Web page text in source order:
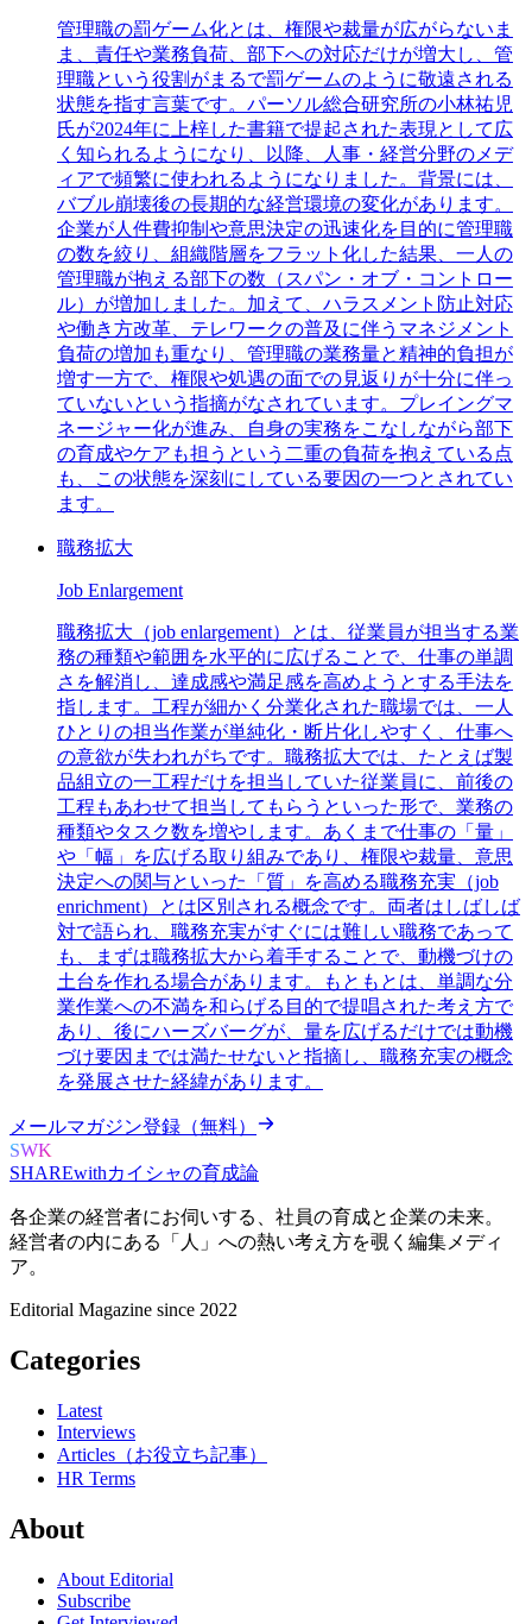
管理職の罰ゲーム化とは、権限や裁量が広がらないま
ま、責任や業務負荷、部下への対応だけが増大し、管
理職という役割がまるで罰ゲームのように敬遠される
状態を指す言葉です。パーソル総合研究所の小林祐児
氏が2024年に上梓した書籍で提起された表現として広
く知られるようになり、以降、人事・経営分野のメデ
ィアで頻繁に使われるようになりました。背景には、
バブル崩壊後の長期的な経営環境の変化があります。
企業が人件費抑制や意思決定の迅速化を目的に管理職
の数を絞り、組織階層をフラット化した結果、一人の
管理職が抱える部下の数（スパン・オブ・コントロー
ル）が増加しました。加えて、ハラスメント防止対応
や働き方改革、テレワークの普及に伴うマネジメント
負荷の増加も重なり、管理職の業務量と精神的負担が
増す一方で、権限や処遇の面での見返りが十分に伴っ
ていないという指摘がなされています。プレイングマ
ネージャー化が進み、自身の実務をこなしながら部下
の育成やケアも担うという二重の負荷を抱えている点
も、この状態を深刻にしている要因の一つとされてい
ます。
職務拡大
Job Enlargement
職務拡大（job enlargement）とは、従業員が担当する業
務の種類や範囲を水平的に広げることで、仕事の単調
さを解消し、達成感や満足感を高めようとする手法を
指します。工程が細かく分業化された職場では、一人
ひとりの担当作業が単純化・断片化しやすく、仕事へ
の意欲が失われがちです。職務拡大では、たとえば製
品組立の一工程だけを担当していた従業員に、前後の
工程もあわせて担当してもらうといった形で、業務の
種類やタスク数を増やします。あくまで仕事の「量」
や「幅」を広げる取り組みであり、権限や裁量、意思
決定への関与といった「質」を高める職務充実（job
enrichment）とは区別される概念です。両者はしばしば
対で語られ、職務充実がすぐには難しい職務であって
も、まずは職務拡大から着手することで、動機づけの
土台を作れる場合があります。もともとは、単調な分
業作業への不満を和らげる目的で提唱された考え方で
あり、後にハーズバーグが、量を広げるだけでは動機
づけ要因までは満たせないと指摘し、職務充実の概念
を発展させた経緯があります。
メールマガジン登録（無料）
SWK
SHAREwithカイシャの育成論
各企業の経営者にお伺いする、 社員の育成と企業の未来。
経営者の内にある
「人」への熱い考え方を覗く 編集メディ
ア。
Editorial Magazine since 2022
Categories
Latest
Interviews
Articles（お役立ち記事）
HR Terms
About
About Editorial
Subscribe